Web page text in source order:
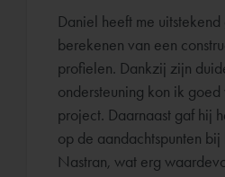
Daniel heeft me
berekenen van een
profielen. Dankzij zijn
ondersteuning kon ik
project. Daarnaast gaf hij
op de aandachtspunten
Nastran, wat erg